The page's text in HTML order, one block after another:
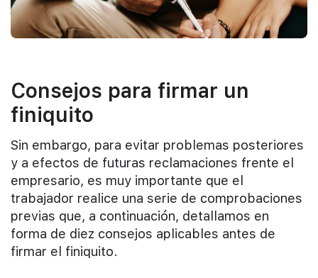
Consejos para firmar un
finiquito
Sin embargo, para evitar problemas posteriores
y a efectos de futuras reclamaciones frente el
empresario, es muy importante que el
trabajador realice una serie de comprobaciones
previas que, a continuación, detallamos en
forma de diez consejos aplicables antes de
firmar el finiquito.